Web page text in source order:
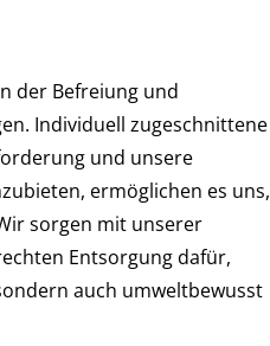
der Befreiung und
Individuell zugeschnittene
und unsere
ermöglichen es uns,
sorgen mit unserer
Entsorgung dafür,
auch umweltbewusst